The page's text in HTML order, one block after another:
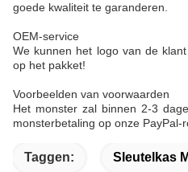
goede kwaliteit te garanderen.
OEM-service
We kunnen het logo van de
op het pakket!
Voorbeelden van voorwaarden
Het monster zal binnen 2-3
monsterbetaling op onze PayPal-
Taggen: Sleutelkas